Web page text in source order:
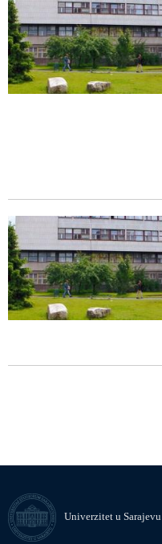
Univerzitet u Sarajevu